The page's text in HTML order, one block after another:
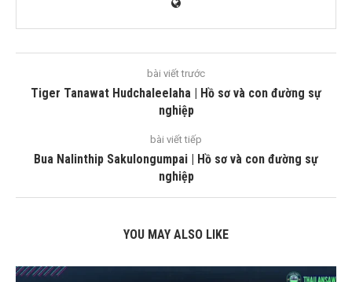
bài viết trước
Tiger Tanawat Hudchaleelaha | Hồ sơ và con đường sự
nghiệp
bài viết tiếp
Bua Nalinthip Sakulongumpai | Hồ sơ và con đường sự
nghiệp
YOU MAY ALSO LIKE